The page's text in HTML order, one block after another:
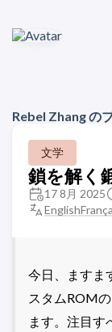
Rebel Zhang の
文学
鎖を解く
17 8月 2025
English
今日、ますま
スタムROM
ます。注目す